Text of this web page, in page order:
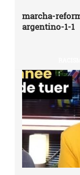
marcha-
argentino-1-1